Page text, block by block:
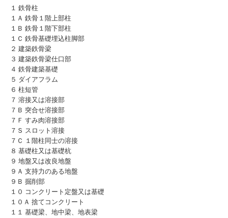
１ 鉄骨柱
１Ａ 鉄骨１階上部柱
１Ｂ 鉄骨１階下部柱
１Ｃ 鉄骨基礎埋込柱脚部
２ 建築鉄骨梁
３ 建築鉄骨梁仕口部
４ 鉄骨建築基礎
５ ダイアフラム
６ 柱短管
７ 溶接又は溶接部
７Ｂ 突合せ溶接部
７Ｆ すみ肉溶接部
７Ｓ スロット溶接
７Ｃ １階柱同士の溶接
８ 基礎柱又は基礎杭
９ 地盤又は改良地盤
９Ａ 支持力のある地盤
９Ｂ 掘削部
１０ コンクリート定盤又は基礎
１０Ａ 捨てコンクリート
１１ 基礎梁、地中梁、地表梁